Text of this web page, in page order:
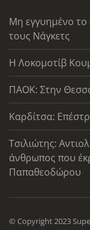
Μη εγγυημένο το
τους Νάγκετς
Η Λοκομοτίβ
ΠΑΟΚ: Στην
Καρδίτσα:
Τσιλιώτης:
άνθρωπος που
Παπαθεοδώρου
© Copyright 2023